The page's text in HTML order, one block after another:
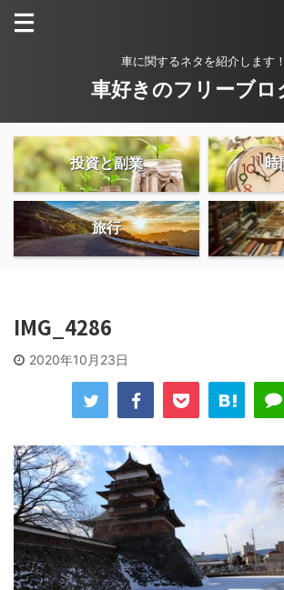
車に関するネタを紹介します！
車好きのフリーブロ
投資と副業 時
旅行
IMG_4286
2020年10月23日